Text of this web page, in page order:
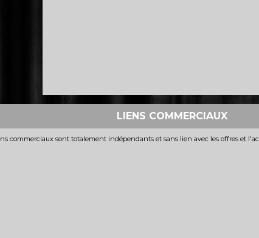
LIENS COMMERCIAUX
commerciaux sont totalement indépendants et sans lien avec les offres et